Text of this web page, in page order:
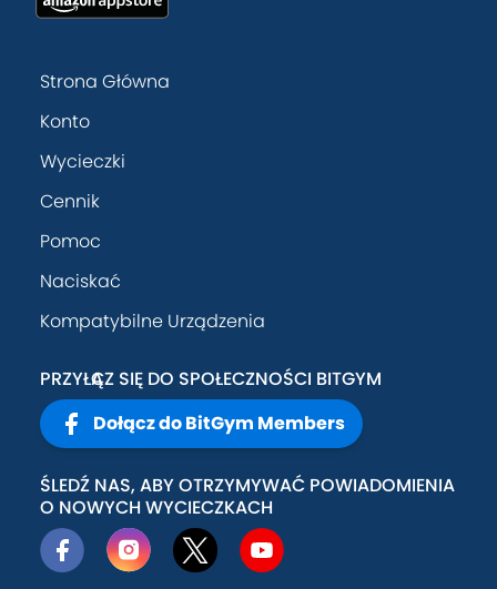
Strona Główna
Konto
Wycieczki
Cennik
Pomoc
Naciskać
Kompatybilne Urządzenia
PRZYŁĄCZ SIĘ DO SPOŁECZNOŚCI BITGYM
Dołącz do BitGym Members
ŚLEDŹ NAS, ABY OTRZYMYWAĆ POWIADOMIENIA
O NOWYCH WYCIECZKACH